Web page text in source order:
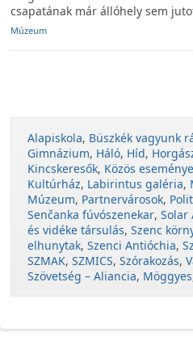
csapatának már állóhely sem
Múzeum
Alapiskola, Büszkék vagyunk
Gimnázium, Háló, Híd,
Kincskeresők, Közös
Kultúrház, Labirintus galéria,
Múzeum, Partnervárosok,
Senčanka fúvószenekar, Solar
és vidéke társulás, Szenc
elhunytak, Szenci Antióchia,
SZMAK, SZMICS, Szórakozás,
Szövetség – Aliancia, Möggyes